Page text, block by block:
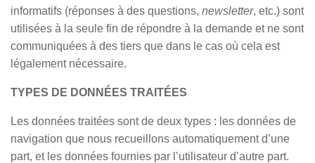
informatifs (réponses à des questions, newsletter, etc.) sont
utilisées à la seule fin de répondre à la demande et ne sont
communiquées à des tiers que dans le cas où cela est
légalement nécessaire.
TYPES DE DONNÉES TRAITÉES
Les données traitées sont de deux types : les données de
navigation que nous recueillons automatiquement d’une
part, et les données fournies par l’utilisateur d’autre part.